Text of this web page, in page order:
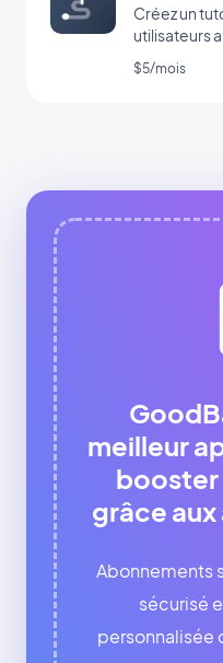
Créez un
utilisateurs
app
$5/mois
meilleur
booster
grâce
Abonnements
sécurisé
personnalisée